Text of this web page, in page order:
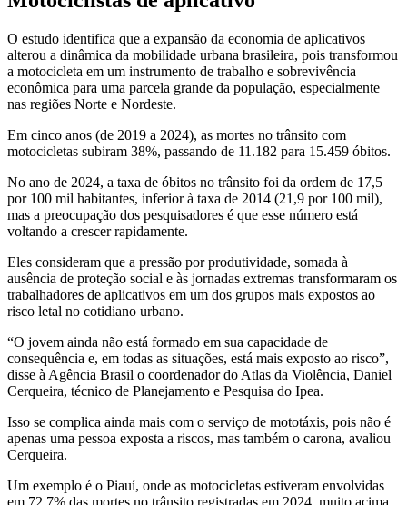
O estudo identifica que a expansão da economia de aplicativos
alterou a dinâmica da mobilidade urbana brasileira, pois transformou
a motocicleta em um instrumento de trabalho e sobrevivência
econômica para uma parcela grande da população, especialmente
nas regiões Norte e Nordeste.
Em cinco anos (de 2019 a 2024), as mortes no trânsito com
motocicletas subiram 38%, passando de 11.182 para 15.459 óbitos.
No ano de 2024, a taxa de óbitos no trânsito foi da ordem de 17,5
por 100 mil habitantes, inferior à taxa de 2014 (21,9 por 100 mil),
mas a preocupação dos pesquisadores é que esse número está
voltando a crescer rapidamente.
Eles consideram que a pressão por produtividade, somada à
ausência de proteção social e às jornadas extremas transformaram os
trabalhadores de aplicativos em um dos grupos mais expostos ao
risco letal no cotidiano urbano.
“O jovem ainda não está formado em sua capacidade de
consequência e, em todas as situações, está mais exposto ao risco”,
disse à Agência Brasil o coordenador do Atlas da Violência, Daniel
Cerqueira, técnico de Planejamento e Pesquisa do Ipea.
Isso se complica ainda mais com o serviço de mototáxis, pois não é
apenas uma pessoa exposta a riscos, mas também o carona, avaliou
Cerqueira.
Um exemplo é o Piauí, onde as motocicletas estiveram envolvidas
em 72,7% das mortes no trânsito registradas em 2024, muito acima